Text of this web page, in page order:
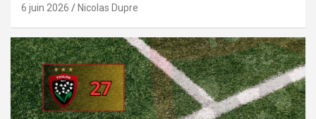
6 juin 2026 Nicolas Dupre